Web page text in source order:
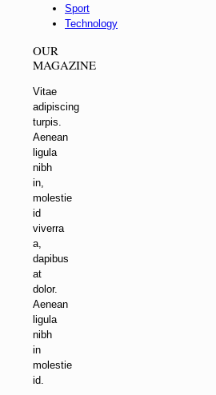
Sport
Technology
OUR
MAGAZINE
Vitae
adipiscing
turpis.
Aenean
ligula
nibh
in,
molestie
id
viverra
a,
dapibus
at
dolor.
Aenean
ligula
nibh
in
molestie
id.